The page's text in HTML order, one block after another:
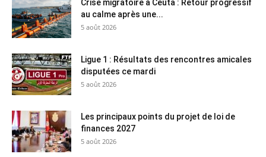
Crise migratoire à Ceuta : Retour progressif
au calme après une...
5 août 2026
Ligue 1 : Résultats des rencontres amicales
disputées ce mardi
5 août 2026
Les principaux points du projet de loi de
finances 2027
5 août 2026